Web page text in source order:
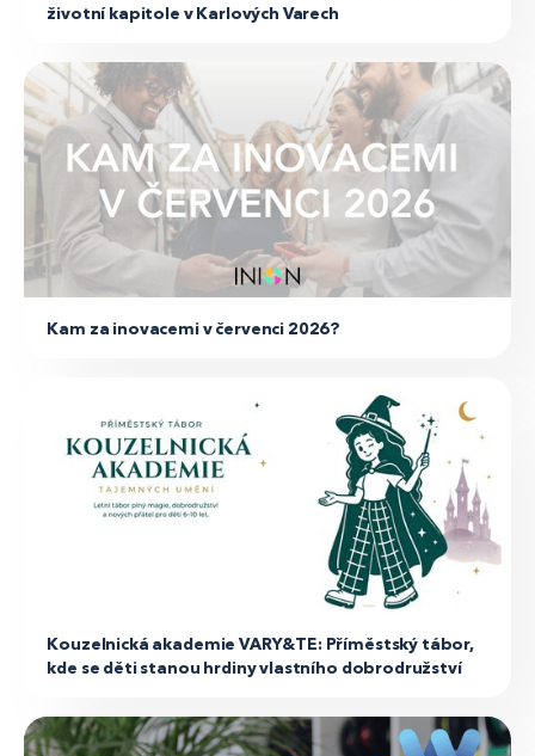
životní kapitole v Karlových Varech
Pozvánka
Kam za inovacemi v červenci 2026?
Pozvánka
Kouzelnická akademie VARY&TE: Příměstský tábor,
kde se děti stanou hrdiny vlastního dobrodružství